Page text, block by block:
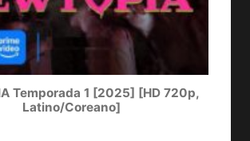
Temporada 1 [2025] [HD 720p,
Latino/Coreano]